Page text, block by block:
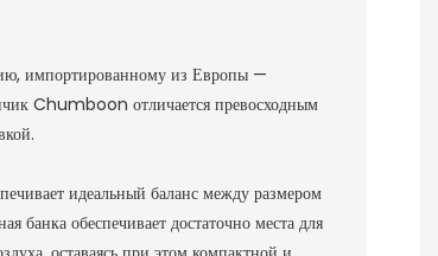
импортированному из Европы —
Chumboon отличается превосходным
идеальный баланс между размером
банка обеспечивает достаточно места для